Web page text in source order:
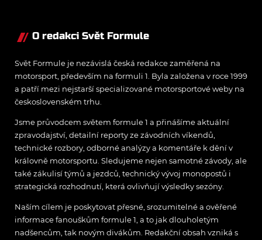
O redakci Svět Formule
Svět Formule je nezávislá česká redakce zaměřená na
motorsport, především na formuli 1. Byla založena v roce 1999
a patří mezi nejstarší specializované motorsportové weby na
československém trhu.
Jsme průvodcem světem formule 1 a přinášíme aktuální
zpravodajství, detailní reporty ze závodních víkendů,
technické rozbory, odborné analýzy a komentáře k dění v
královně motorsportu. Sledujeme nejen samotné závody, ale
také zákulisí týmů a jezdců, technický vývoj monopostů i
strategická rozhodnutí, která ovlivňují výsledky sezóny.
Naším cílem je poskytovat přesné, srozumitelné a ověřené
informace fanouškům formule 1, a to jak dlouholetým
nadšencům, tak novým divákům. Redakční obsah vzniká s